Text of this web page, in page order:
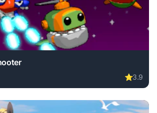
⭐3.9
Shooter online free. adventure game,